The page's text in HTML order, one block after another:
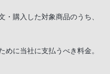
・購入した対象商品のうち、
めに当社に支払うべき料金。